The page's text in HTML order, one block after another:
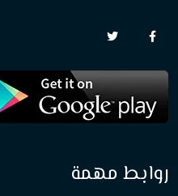
روابط مهمة